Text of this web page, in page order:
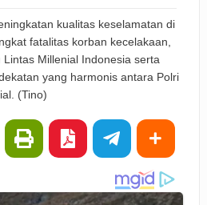
kualitas keselamatan di
fatalitas korban kecelakaan,
Millenial Indonesia serta
yang harmonis antara Polri
(Tino)